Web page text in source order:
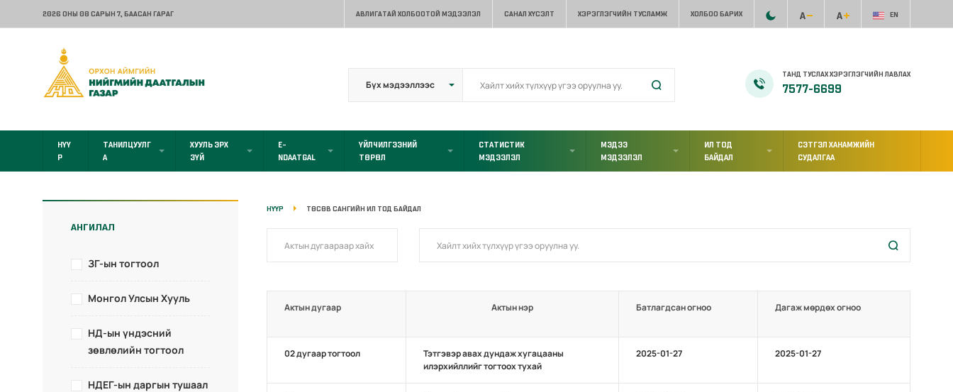
2026 ОНЫ 08 САРЫН 7, БААСАН ГАРАГ АВЛИГАТАЙ ХОЛБООТОЙ МЭДЭЭЛЭЛ САНАЛ ХҮСЭЛТ ХЭРЭГЛЭГЧИЙН ТУСЛАМЖ ХОЛБОО БАРИХ EN
ТАНД ТУСЛАХ ХЭРЭГЛЭГЧИЙН ЛАВЛАХ
7577-6699
НҮҮ
Р
ТАНИЛЦУУЛГ
А
ХУУЛЬ ЭРХ
ЗҮЙ
E-
NDAATGAL
ҮЙЛЧИЛГЭЭНИЙ
ТӨРӨЛ
СТАТИСТИК
МЭДЭЭЛЭЛ
МЭДЭЭ
МЭДЭЭЛЭЛ
ИЛ ТОД
БАЙДАЛ
СЭТГЭЛ ХАНАМЖИЙН
СУДАЛГАА
АНГИЛАЛ
ЗГ-ын тогтоол
Монгол Улсын Хууль
НД-ын үндэсний
зөвлөлийн тогтоол
НДЕГ-ын даргын тушаал
НҮҮР ТӨСӨВ САНГИЙН ИЛ ТОД БАЙДАЛ
Актын дугаар Актын нэр Батлагдсан огноо Дагаж мөрдөх огноо
02 дугаар тогтоол
Тэтгэвэр авах дундаж хугацааны
илэрхийллийг тогтоох тухай
2025-01-27 2025-01-27